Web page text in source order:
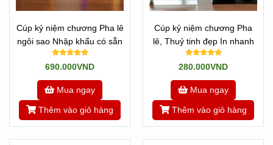
Cúp kỷ niệm chương Pha lê
ngôi sao Nhập khẩu có sẵn
690.000VND
Mua ngay
Thêm vào giỏ hàng
Cúp kỷ niệm chương Pha
lê, Thuỷ tinh đẹp In nhanh
280.000VND
Mua ngay
Thêm vào giỏ hàng